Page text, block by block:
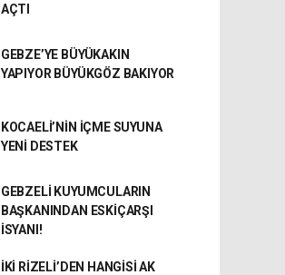
AÇTI
GEBZE’YE BÜYÜKAKIN
YAPIYOR BÜYÜKGÖZ BAKIYOR
KOCAELİ’NİN İÇME SUYUNA
YENİ DESTEK
GEBZELİ KUYUMCULARIN
BAŞKANINDAN ESKİÇARŞI
İSYANI!
İKİ RİZELİ’DEN HANGİSİ AK